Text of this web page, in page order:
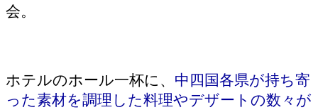
会。
ホテルのホール一杯に、 中四国各県が持ち寄
った素材を調理した料理やデザートの数々が